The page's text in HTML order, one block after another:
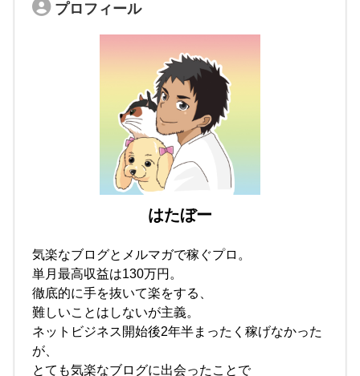
プロフィール
はたぼー
気楽なブログとメルマガで稼ぐプロ。
単月最高収益は130万円。
徹底的に手を抜いて楽をする、
難しいことはしないが主義。
ネットビジネス開始後2年半まったく稼げなかった
が、
とても気楽なブログに出会ったことで